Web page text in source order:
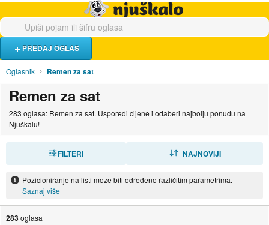
PREDAJ OGLAS
Oglasnik Remen za sat
Remen za sat
283 oglasa: Remen za sat. Usporedi cijene i odaberi najbolju ponudu na
Njuškalu!
FILTERI NAJNOVIJI
Pozicioniranje na listi može biti određeno različitim parametrima.
Saznaj više
283oglasa